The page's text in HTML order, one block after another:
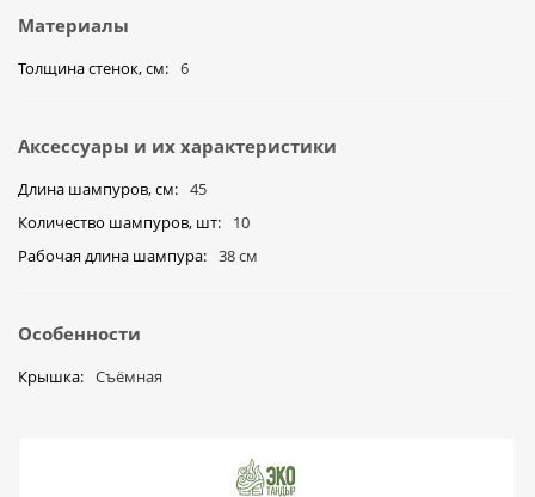
Материалы
Толщина стенок, см 6
Аксессуары и их характеристики
Длина шампуров, см
45
Количество шампуров, шт
10
Рабочая длина шампура
38 см
Особенности
Крышка Съёмная